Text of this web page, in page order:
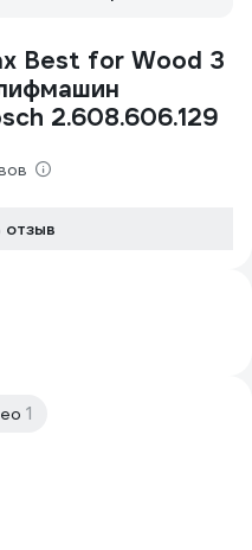
Best for Wood 3
2.608.606.129
отзыв
1